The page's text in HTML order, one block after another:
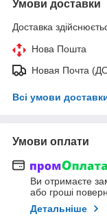
Умови доставки
Доставка
Нова Пошта
Новая Почта
Всі умови
Умови оплати
Ви отримаєте
або гроші
Детальніше